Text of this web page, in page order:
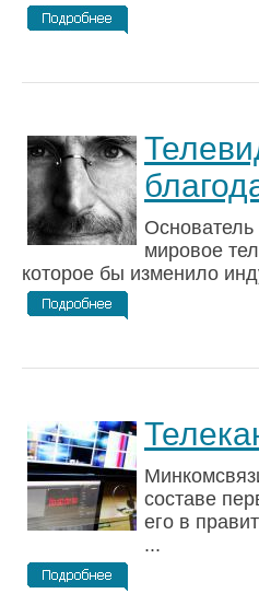
мировое
которое бы изменило
составе
его в
...